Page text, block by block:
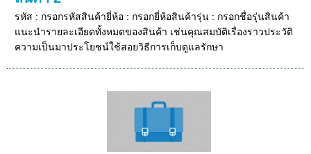
รหัส : กรอกรหัสสินค้ายี่ห้อ : กรอกยี่ห้อสินค้ารุ่น : กรอกชื่อรุ่นสินค้า
แนะนำรายละเอียดทั้งหมดของสินค้า เช่นคุณสมบัติเรื่องราวประวัติ
ความเป็นมาประโยชน์ใช้สอยวิธีการเก็บดูแลรักษา